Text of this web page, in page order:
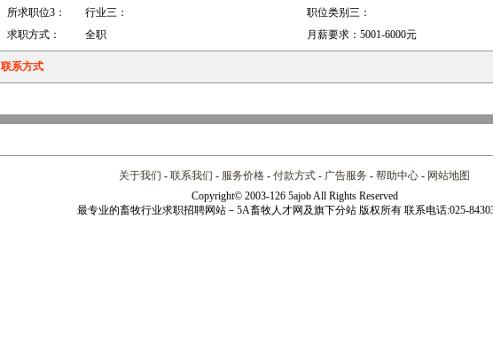
所求职位3：
行业三：
职位类别三：
求职方式：
全职 月薪要求： 5001-6000元
联系方式
关于我们 - 联系我们 - 服务价格 - 付款方式 - 广告服务 - 帮助中心 - 网站地图
Copyright© 2003-126 5ajob All Rights Reserved
最专业的畜牧行业求职招聘网站－5A畜牧人才网及旗下分站 版权所有 联系电话:025-